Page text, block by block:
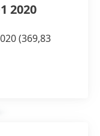
2020
(369,83